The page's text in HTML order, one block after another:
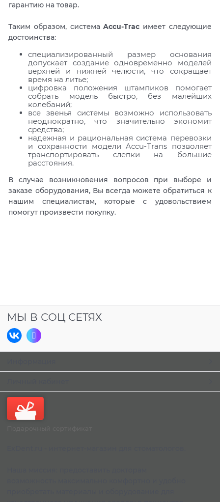
гарантию на товар.
Таким образом, системаAccu-Trac имеет следующие
достоинства:
специализированный размер основания
допускает создание одновременно моделей
верхней и нижней челюсти, что сокращает
время на литье;
цифровка положения штампиков помогает
собрать модель быстро, без малейших
колебаний;
все звенья системы возможно использовать
неоднократно, что значительно экономит
средства;
надежная и рациональная система перевозки
и сохранности модели Accu-Trans позволяет
транспортировать слепки на большие
расстояния.
В случае возникновения вопросов при выборе и
заказе оборудования, Вы всегда можете обратиться к
нашим специалистам, которые с удовольствием
помогут произвести покупку.
МЫ В СОЦ СЕТЯХ